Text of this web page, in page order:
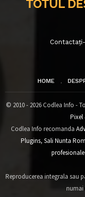
HOME
© 2010 - 2026 Codlea Info -
Pixel
Codlea Info recomanda
Plugins, Sali Nunta
Reproducerea integrala sau
numai